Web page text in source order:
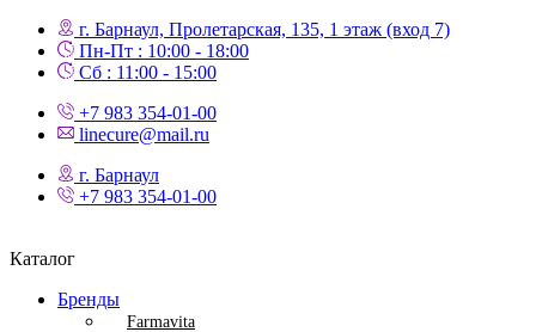
г. Барнаул, Пролетарская, 135,​ 1 этаж (вход 7)
Пн-Пт : 10:00 - 18:00
Сб : 11:00 - 15:00
+7 983 354-01-00
linecure@mail.ru
г. Барнаул
+7 983 354-01-00
Каталог
Бренды
Farmavita